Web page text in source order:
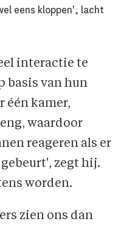
eens kloppen', lacht
interactie te
basis van hun
één kamer,
waardoor
reageren als er
zegt hij.
worden.
zien ons dan